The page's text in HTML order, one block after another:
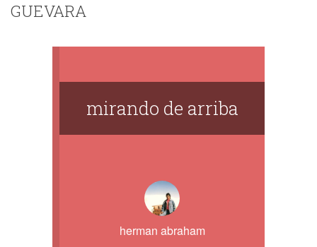
GUEVARA
mirando de arriba
herman abraham